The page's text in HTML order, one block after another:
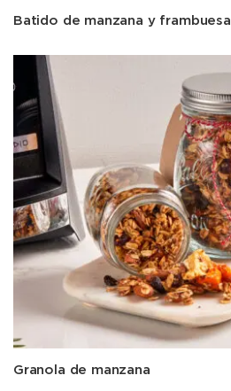
Batido de manzana y frambuesa
Granola de manzana